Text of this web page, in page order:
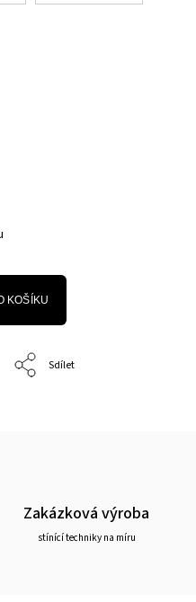
KOŠÍKU
Sdílet
Zakázková výroba
stínící techniky na míru